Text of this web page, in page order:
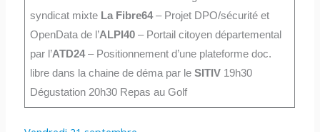
syndicat mixte La Fibre64– Projet DPO/sécurité et
OpenData de l’ALPI40 – Portail citoyen départemental
par l’ATD24– Positionnement d’une plateforme doc.
libre dans la chaine de déma par leSITIV 19h30
Dégustation 20h30 Repas au Golf